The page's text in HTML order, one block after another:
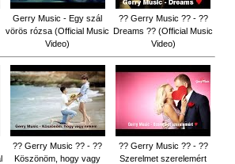
Gerry Music - Egy szál
vörös rózsa (Official Music
Video)
?? Gerry Music ?? - ??
Dreams ?? (Official Music
Video)
?? Gerry Music ?? - ??
Köszönöm, hogy vagy
?? Gerry Music ?? - ??
Szerelmet szerelemért